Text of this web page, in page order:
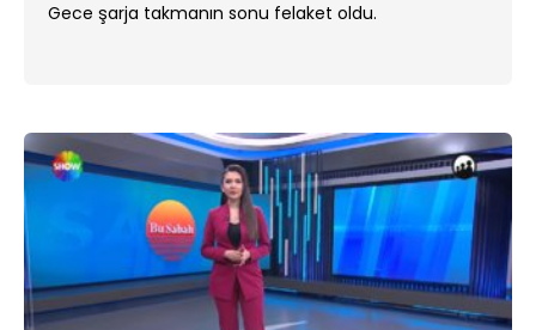
Gece şarja takmanın sonu felaket oldu.